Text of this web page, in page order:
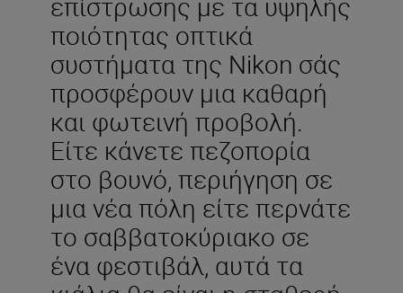
ποιότητας οπτικά
συστήματα της Nikon σάς
προσφέρουν μια καθαρή
και φωτεινή προβολή.
Είτε κάνετε πεζοπορία
στο βουνό, περιήγηση σε
μια νέα πόλη είτε περνάτε
το σαββατοκύριακο σε
ένα φεστιβάλ, αυτά τα